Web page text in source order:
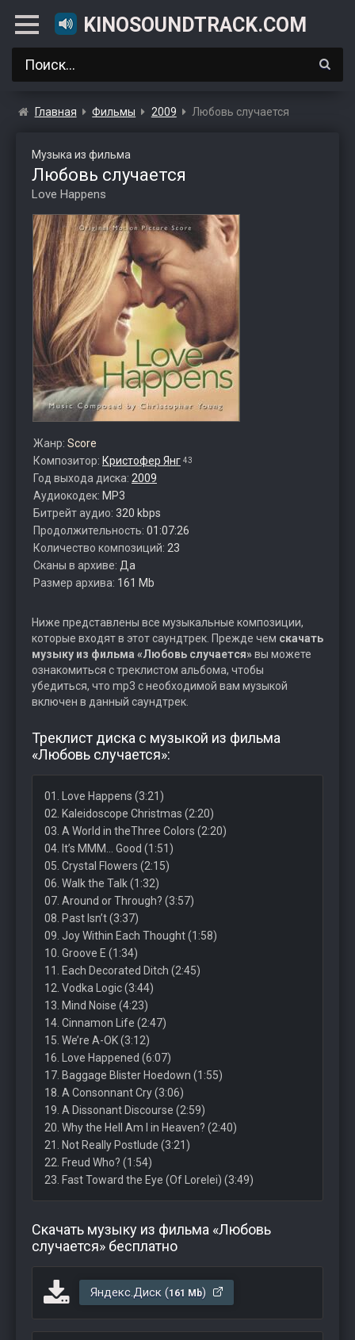
KINOSOUNDTRACK.COM
Главная Фильмы 2009 Любовь случается
Музыка из фильма
Любовь случается
Love Happens
Жанр: Score
Композитор: Кристофер Янг 43
Год выхода диска: 2009
Аудиокодек: MP3
Битрейт аудио: 320 kbps
Продолжительность: 01:07:26
Количество композиций: 23
Сканы в архиве: Да
Размер архива: 161 Mb
Ниже представлены все музыкальные композиции,
которые входят в этот саундтрек. Прежде чем скачать
музыку из фильма «Любовь случается»вы можете
ознакомиться с треклистом альбома, чтобы
убедиться, что mp3 с необходимой вам музыкой
включен в данный саундтрек.
Треклист диска с музыкой из фильма
«Любовь случается»:
01. Love Happens (3:21)
02. Kaleidoscope Christmas (2:20)
03. A World in theThree Colors (2:20)
04. It’s MMM… Good (1:51)
05. Crystal Flowers (2:15)
06. Walk the Talk (1:32)
07. Around or Through? (3:57)
08. Past Isn’t (3:37)
09. Joy Within Each Thought (1:58)
10. Groove E (1:34)
11. Each Decorated Ditch (2:45)
12. Vodka Logic (3:44)
13. Mind Noise (4:23)
14. Cinnamon Life (2:47)
15. We’re A-OK (3:12)
16. Love Happened (6:07)
17. Baggage Blister Hoedown (1:55)
18. A Consonnant Cry (3:06)
19. A Dissonant Discourse (2:59)
20. Why the Hell Am I in Heaven? (2:40)
21. Not Really Postlude (3:21)
22. Freud Who? (1:54)
23. Fast Toward the Eye (Of Lorelei) (3:49)
Скачать музыку из фильма «Любовь
случается» бесплатно
Яндекс.Диск (161 Mb)